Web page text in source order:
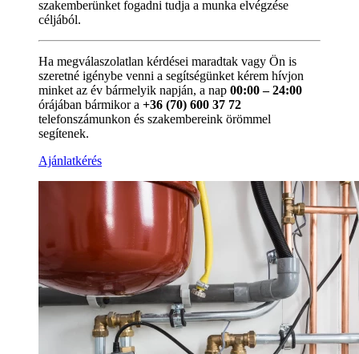
szakemberünket fogadni tudja a munka elvégzése
céljából.
Ha megválaszolatlan kérdései maradtak vagy Ön is
szeretné igénybe venni a segítségünket kérem hívjon
minket az év bármelyik napján, a nap 00:00 – 24:00
órájában bármikor a +36 (70) 600 37 72
telefonszámunkon és szakembereink örömmel
segítenek.
Ajánlatkérés